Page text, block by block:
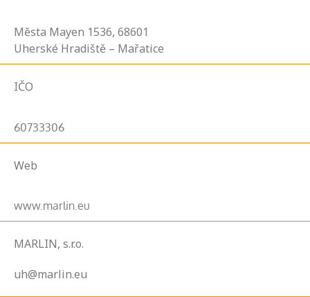
Města Mayen 1536, 68601
Uherské Hradiště – Mařatice
IČO
60733306
Web
www.marlin.eu
MARLIN, s.r.o.
uh@marlin.eu